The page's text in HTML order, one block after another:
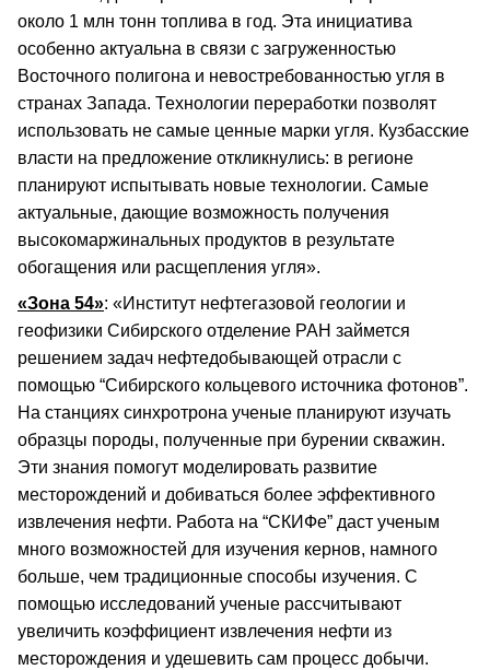
около 1 млн тонн топлива в год. Эта инициатива
особенно актуальна в связи с загруженностью
Восточного полигона и невостребованностью угля в
странах Запада. Технологии переработки позволят
использовать не самые ценные марки угля. Кузбасские
власти на предложение откликнулись: в регионе
планируют испытывать новые технологии. Самые
актуальные, дающие возможность получения
высокомаржинальных продуктов в результате
обогащения или расщепления угля».
«Зона 54»: «Институт нефтегазовой геологии и
геофизики Сибирского отделение РАН займется
решением задач нефтедобывающей отрасли с
помощью “Сибирского кольцевого источника фотонов”.
На станциях синхротрона ученые планируют изучать
образцы породы, полученные при бурении скважин.
Эти знания помогут моделировать развитие
месторождений и добиваться более эффективного
извлечения нефти. Работа на “СКИФе” даст ученым
много возможностей для изучения кернов, намного
больше, чем традиционные способы изучения. С
помощью исследований ученые рассчитывают
увеличить коэффициент извлечения нефти из
месторождения и удешевить сам процесс добычи.